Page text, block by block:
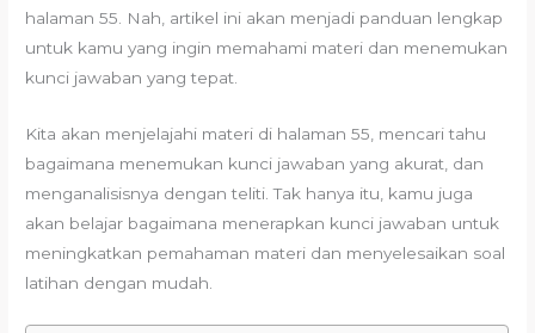
halaman 55. Nah, artikel ini akan menjadi panduan lengkap
untuk kamu yang ingin memahami materi dan menemukan
kunci jawaban yang tepat.
Kita akan menjelajahi materi di halaman 55, mencari tahu
bagaimana menemukan kunci jawaban yang akurat, dan
menganalisisnya dengan teliti. Tak hanya itu, kamu juga
akan belajar bagaimana menerapkan kunci jawaban untuk
meningkatkan pemahaman materi dan menyelesaikan soal
latihan dengan mudah.